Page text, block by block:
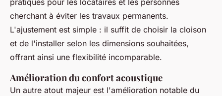
pratiques pour les locataires et les personnes
cherchant à éviter les travaux permanents.
L'ajustement est simple : il suffit de choisir la cloison
et de l'installer selon les dimensions souhaitées,
offrant ainsi une flexibilité incomparable.
Amélioration du confort acoustique
Un autre atout majeur est l'amélioration notable du